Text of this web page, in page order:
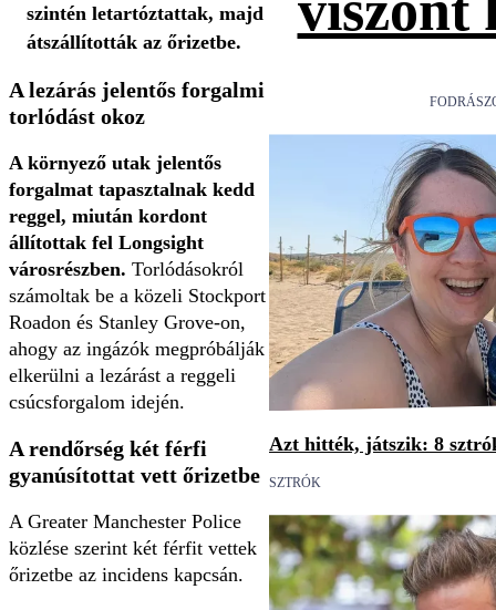
szintén letartóztattak, majd
átszállították az őrizetbe.
A lezárás jelentős forgalmi
torlódást okoz
A környező utak jelentős
forgalmat tapasztalnak kedd
reggel, miután kordont
állítottak fel Longsight
városrészben. Torlódásokról
számoltak be a közeli Stockport
Roadon és Stanley Grove-on,
ahogy az ingázók megpróbálják
elkerülni a lezárást a reggeli
csúcsforgalom idején.
A rendőrség két férfi
gyanúsítottat vett őrizetbe
A Greater Manchester Police
közlése szerint két férfit vettek
őrizetbe az incidens kapcsán.
Azt hitték, játszik: 8
SZTRÓK